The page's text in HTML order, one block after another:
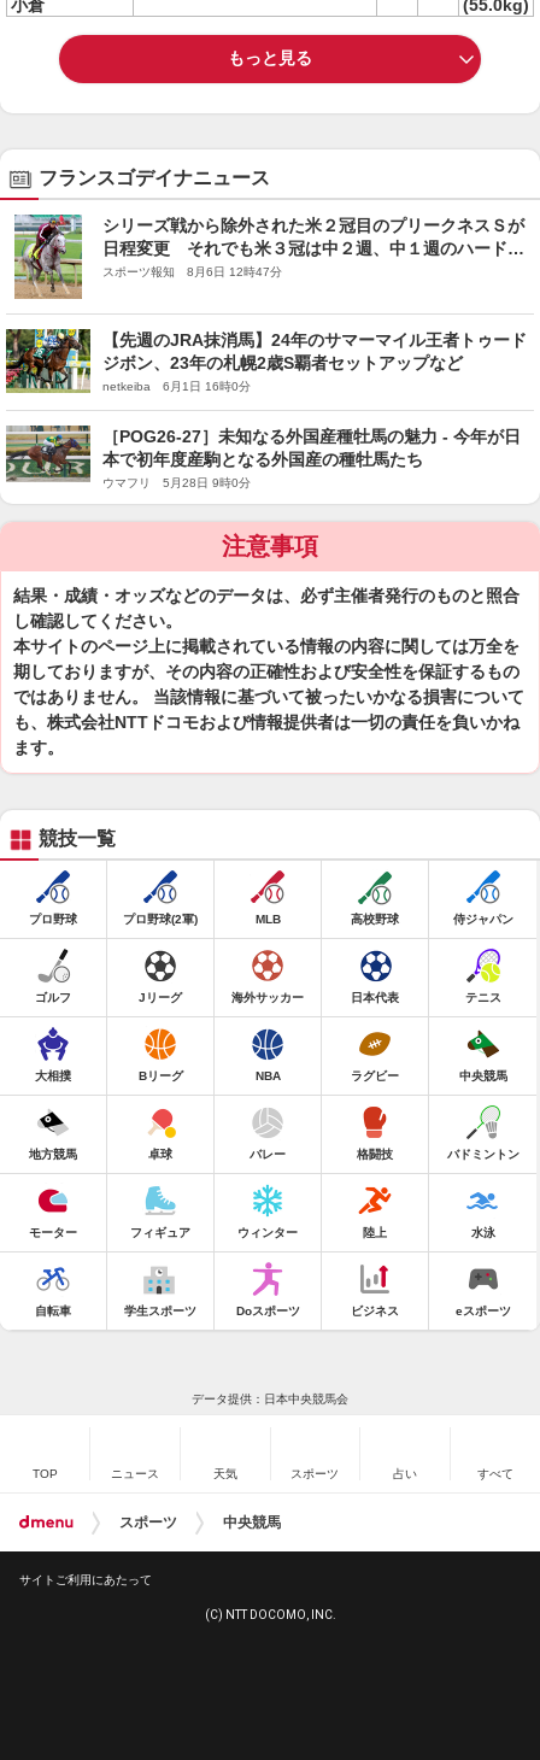
小倉
(55.0kg)
もっと見る
フランスゴデイナニュース
シリーズ戦から除外された米２冠目のプリークネスＳが
日程変更 それでも米３冠は中２週、中１週のハードロ
ーテ
スポーツ報知 8月6日 12時47分
【先週のJRA抹消馬】24年のサマーマイル王者トゥード
ジボン、23年の札幌2歳S覇者セットアップなど
netkeiba 6月1日 16時0分
［POG26-27］未知なる外国産種牡馬の魅力 - 今年が日
本で初年度産駒となる外国産の種牡馬たち
ウマフリ 5月28日 9時0分
注意事項
結果・成績・オッズなどのデータは、必ず主催者発行のものと照合
し確認してください。
本サイトのページ上に掲載されている情報の内容に関しては万全を
期しておりますが、その内容の正確性および安全性を保証するもの
ではありません。 当該情報に基づいて被ったいかなる損害について
も、株式会社NTTドコモおよび情報提供者は一切の責任を負いかね
ます。
競技一覧
プロ野球 プロ野球(2軍) MLB 高校野球 侍ジャパン
ゴルフ Jリーグ 海外サッカー 日本代表 テニス
大相撲 Bリーグ NBA ラグビー 中央競馬
地方競馬 卓球 バレー 格闘技 バドミントン
モーター フィギュア ウィンター 陸上 水泳
自転車 学生スポーツ Doスポーツ ビジネス eスポーツ
データ提供：日本中央競馬会
TOP ニュース 天気 スポーツ 占い すべて
スポーツ 中央競馬
サイトご利用にあたって
(C) NTT DOCOMO, INC.